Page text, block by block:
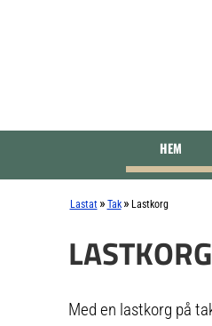
HEM
Lastat » Tak » Lastkorg
LASTKORG
Med en lastkorg på